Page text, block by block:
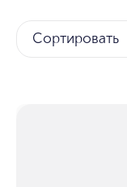
Сортировать